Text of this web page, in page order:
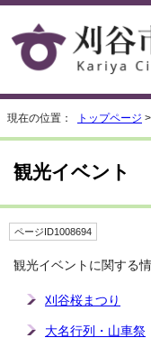
現在の位置： トップページ >
観光イベント
ページID1008694
観光イベントに関する
刈谷桜まつり
大名行列・山車祭